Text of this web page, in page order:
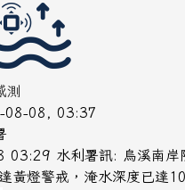
測
08-08, 03:37
03:29 水利署訊: 烏溪南岸
黃燈警戒，淹水深度已達